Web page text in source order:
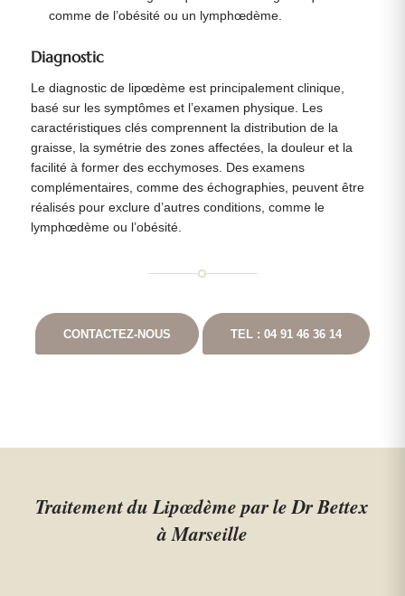
comme de l’obésité ou un lymphœdème.
Diagnostic
Le diagnostic de lipœdème est principalement clinique,
basé sur les symptômes et l’examen physique. Les
caractéristiques clés comprennent la distribution de la
graisse, la symétrie des zones affectées, la douleur et la
facilité à former des ecchymoses. Des examens
complémentaires, comme des échographies, peuvent être
réalisés pour exclure d’autres conditions, comme le
lymphœdème ou l’obésité.
CONTACTEZ-NOUS TEL : 04 91 46 36 14
Traitement du Lipœdème par le Dr Bettex
à Marseille